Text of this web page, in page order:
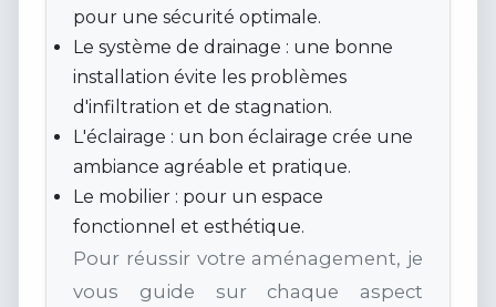
pour une sécurité optimale.
Le système de drainage : une bonne
installation évite les problèmes
d'infiltration et de stagnation.
L'éclairage : un bon éclairage crée une
ambiance agréable et pratique.
Le mobilier : pour un espace
fonctionnel et esthétique.
Pour réussir votre aménagement, je
vous guide sur chaque aspect